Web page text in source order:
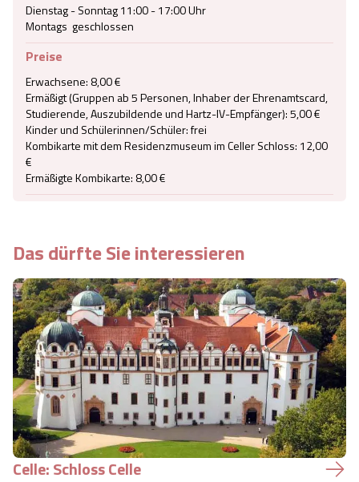
Das dürfte Sie interessieren
Celle: Schloss Celle
Dienstag - Sonntag 11:00 - 17:00 Uhr
Montags  geschlossen
Preise
Erwachsene: 8,00 €
Ermäßigt (Gruppen ab 5 Personen, Inhaber der Ehrenamtscard,
Studierende, Auszubildende und Hartz-IV-Empfänger): 5,00 €
Kinder und Schülerinnen/Schüler: frei
Kombikarte mit dem Residenzmuseum im Celler Schloss: 12,00
€
Ermäßigte Kombikarte: 8,00 €